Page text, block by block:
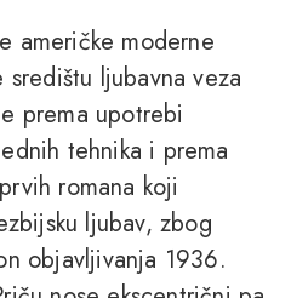
američke moderne
ljubavna veza
prema upotrebi
tehnika i prema
romana koji
ljubav, zbog
objavljivanja 1936.